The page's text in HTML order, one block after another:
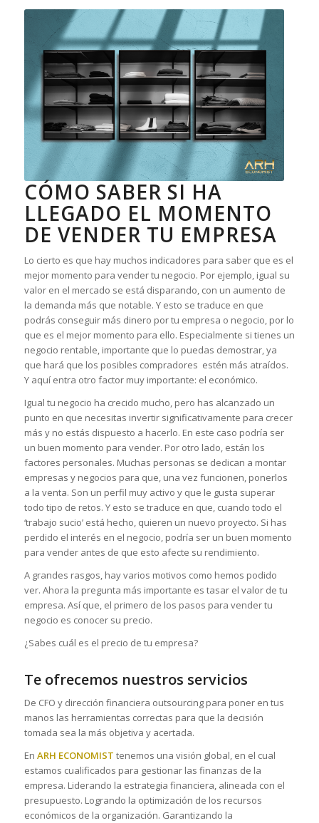
CÓMO SABER SI HA
LLEGADO EL MOMENTO
DE VENDER TU EMPRESA
Lo cierto es que hay muchos indicadores para saber que es el
mejor momento para vender tu negocio. Por ejemplo, igual su
valor en el mercado se está disparando, con un aumento de
la demanda más que notable. Y esto se traduce en que
podrás conseguir más dinero por tu empresa o negocio, por lo
que es el mejor momento para ello. Especialmente si tienes un
negocio rentable, importante que lo puedas demostrar, ya
que hará que los posibles compradores estén más atraídos.
Y aquí entra otro factor muy importante: el económico.
Igual tu negocio ha crecido mucho, pero has alcanzado un
punto en que necesitas invertir significativamente para crecer
más y no estás dispuesto a hacerlo. En este caso podría ser
un buen momento para vender. Por otro lado, están los
factores personales. Muchas personas se dedican a montar
empresas y negocios para que, una vez funcionen, ponerlos
a la venta. Son un perfil muy activo y que le gusta superar
todo tipo de retos. Y esto se traduce en que, cuando todo el
‘trabajo sucio’ está hecho, quieren un nuevo proyecto. Si has
perdido el interés en el negocio, podría ser un buen momento
para vender antes de que esto afecte su rendimiento.
A grandes rasgos, hay varios motivos como hemos podido
ver. Ahora la pregunta más importante es tasar el valor de tu
empresa. Así que, el primero de los pasos para vender tu
negocio es conocer su precio.
¿Sabes cuál es el precio de tu empresa?
Te ofrecemos nuestros servicios
De CFO y dirección financiera outsourcing para poner en tus
manos las herramientas correctas para que la decisión
tomada sea la más objetiva y acertada.
En ARH ECONOMIST tenemos una visión global, en el cual
estamos cualificados para gestionar las finanzas de la
empresa. Liderando la estrategia financiera, alineada con el
presupuesto. Logrando la optimización de los recursos
económicos de la organización. Garantizando la